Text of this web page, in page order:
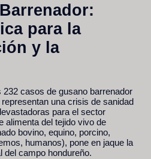
para la
y la
232 casos de gusano barrenador
representan una crisis de sanidad
para el sector
alimenta del tejido vivo de
bovino, equino, porcino,
humanos), pone en jaque la
del campo hondureño.